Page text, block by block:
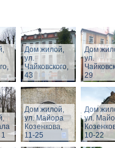
Дом жилой,
ул.
Чайковского,
43
Дом
ул.
29
Дом жилой,
ул. Майора
Козенкова,
11-25
Дом
ул.
10-22